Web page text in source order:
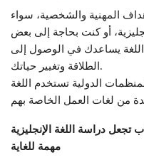
المهنية والشخصية، سواء
أو كنت بحاجة إلى بعض
اللغة يساعدك في الوصول إلى
الطلاقة وتغيير حياتك.
يقرب من 85 ٪ من المنظمات الدولية تستخدم اللغة
نظرة على أهم 5 أسباب تجعل دراسة اللغة الإنجليزية
مهمة للغاية